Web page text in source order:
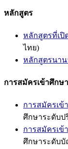
หลักสูตร
หลักสูตรที่เปิ
ไทย)
หลักสูตรนา
การสมัครเข้าศึกษา
การสมัครเ
ศึกษาระดับ
การสมัครเ
ศึกษาระดับ